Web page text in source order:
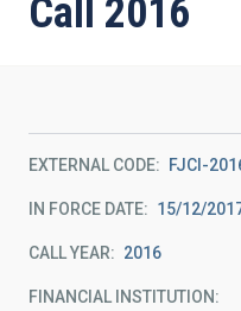
Call 2016
EXTERNAL CODE FJCI-
IN FORCE DATE 15/12/
CALL YEAR 2016
FINANCIAL INSTITUTION